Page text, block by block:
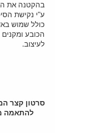
בהקטנה את
ע"י נקישת
כולל שמוש
הכובע
לעיצוב.
סרטון קצר
להתאמה